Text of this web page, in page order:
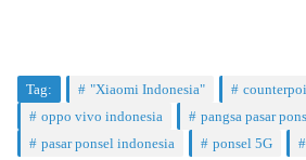
Tag: "Xiaomi Indonesia"
oppo vivo indonesia
pangsa pasar
pasar ponsel indonesia
ponsel 5G